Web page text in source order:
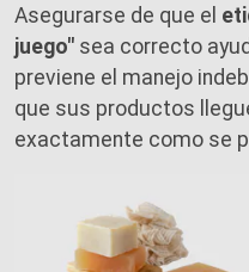
Asegurarse de que el
juego" sea correcto
previene el manejo
que sus productos
exactamente como se